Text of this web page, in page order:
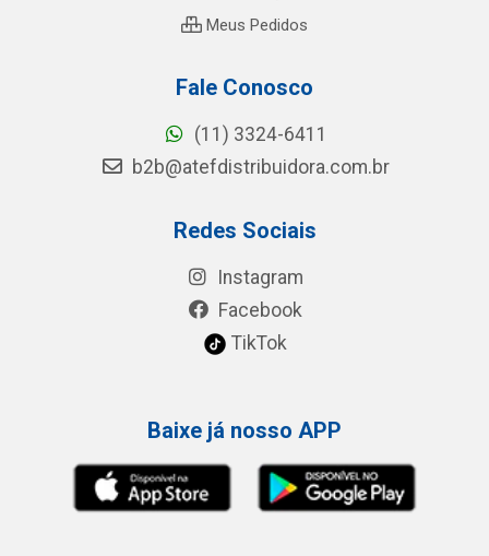
Meus Pedidos
Fale Conosco
(11) 3324-6411
b2b@atefdistribuidora.com.br
Redes Sociais
Instagram
Facebook
TikTok
Baixe já nosso APP